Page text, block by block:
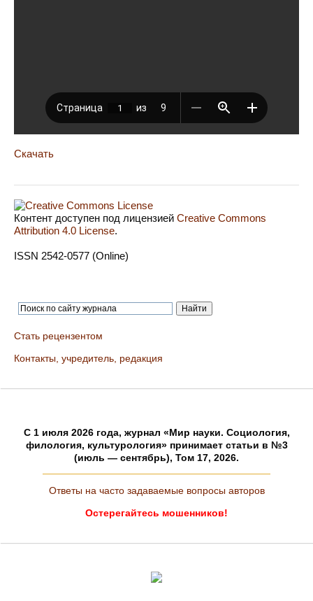
Скачать
Контент доступен под лицензией Creative Commons
Attribution 4.0 License.
ISSN 2542-0577 (Online)
Стать рецензентом
Контакты, учредитель, редакция
C 1 июля 2026 года, журнал «Мир науки. Социология,
филология, культурология» принимает статьи в №3
(июль — сентябрь), Том 17, 2026.
Ответы на часто задаваемые вопросы авторов
Остерегайтесь мошенников!